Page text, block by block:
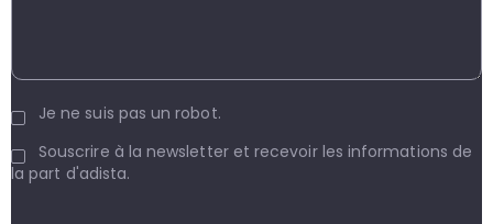
Je ne suis pas un robot.
Souscrire à la newsletter et recevoir les informations de
la part d'adista.